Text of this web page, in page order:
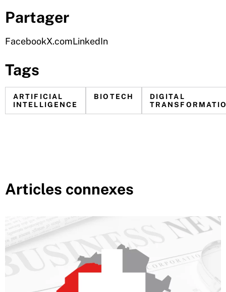
Partager
FacebookX.comLinkedIn
Tags
ARTIFICIAL
INTELLIGENCE
BIOTECH
DIGITAL
Articles connexes